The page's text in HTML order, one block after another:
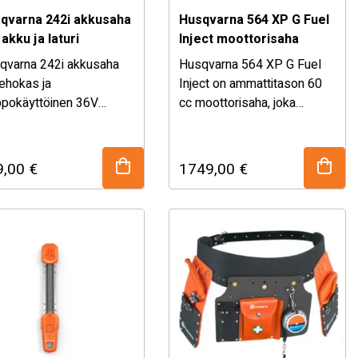
242i akkusaha
ja laturi
242i akkusaha
ja
36V
Max Torque
hiiliharjaton
leikkuutehon,
hallinnan ja
suorituskyvyn
tilanteissa.
pituus 14″.
€
Husqvarna 564 XP G Fuel
Inject moottorisaha
Husqvarna 564 XP G Fuel
Inject on ammattitason 60
cc moottorisaha, joka
tehon. Polttoaineen
ruiskutusteknologia, nopea
valinnan vaativaan
metsänhoitoon kaikissa
olosuhteissa. Varustettu
20″ laipalla.
1749,00 €